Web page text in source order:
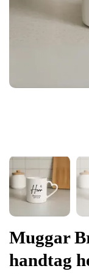
Muggar
handtag